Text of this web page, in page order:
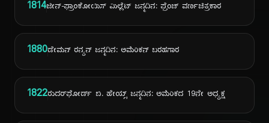
1814ಜೀನ್-ಫ್ರಾಂಕೋಯಿಸ್ ಮಿಲ್ಲೆಟ್ ಜನ್ಮದಿನ: ಫ್ರೆಂಚ್ ವರ್ಣಚಿತ್ರಕಾರ
1880ಡೇಮನ್ ರನ್ಯನ್ ಜನ್ಮದಿನ: ಅಮೆರಿಕನ್ ಬರಹಗಾರ
1822ರುದರ್‌ಫೋರ್ಡ್ ಬಿ. ಹೇಯ್ಸ್ ಜನ್ಮದಿನ: ಅಮೆರಿಕದ 19ನೇ ಅಧ್ಯಕ್ಷ